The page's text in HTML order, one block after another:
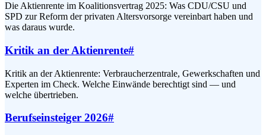
Die Aktienrente im Koalitionsvertrag 2025: Was CDU/CSU und
SPD zur Reform der privaten Altersvorsorge vereinbart haben und
was daraus wurde.
Kritik an der Aktienrente#
Kritik an der Aktienrente: Verbraucherzentrale, Gewerkschaften und
Experten im Check. Welche Einwände berechtigt sind — und
welche übertrieben.
Berufseinsteiger 2026#